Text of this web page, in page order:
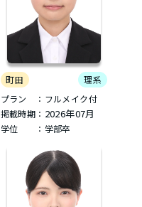
町田
理系
プラン ：フルメイク付
掲載時期： 2026年07月
学位 ：学部卒